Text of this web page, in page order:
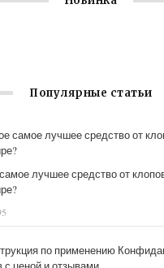
Популярные статьи
лучшее средство от